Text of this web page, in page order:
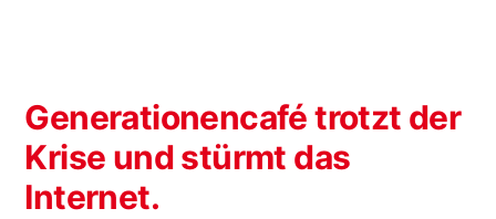
Generationencafé trotzt der
Krise und stürmt das
Internet.